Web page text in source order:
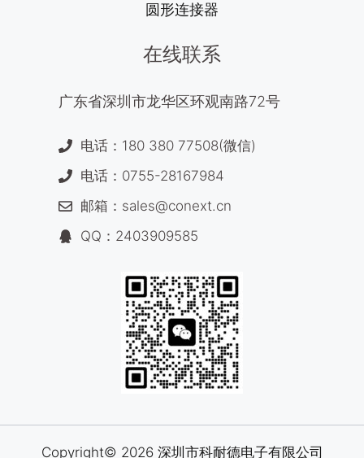
圆形连接器
在线联系
广东省深圳市龙华区环观南路72号
电话：180 380 77508(微信)
电话：0755-28167984
邮箱：sales@conext.cn
QQ：2403909585
Copyright© 2026 深圳市科耐德电子有限公司